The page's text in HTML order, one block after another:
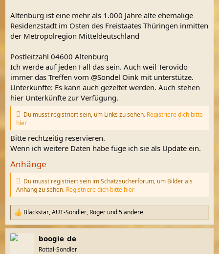
Altenburg ist eine mehr als 1.000 Jahre alte ehemalige
Residenzstadt im Osten des Freistaates Thüringen inmitten
der Metropolregion Mitteldeutschland
Postleitzahl 04600 Altenburg
Ich werde auf jeden Fall das sein. Auch weil Terovido
immer das Treffen vom @Sondel Oink mit unterstütze.
Unterkünfte: Es kann auch gezeltet werden. Auch stehen
hier Unterkünfte zur Verfügung.
Du musst registriert sein, um Links zu sehen. Registriere dich bitte
hier
Bitte rechtzeitig reservieren.
Wenn ich weitere Daten habe füge ich sie als Update ein.
Anhänge
Du musst registriert sein im Schatzsucherforum, um Bilder als
Anhang zu sehen. Registriere dich bitte hier
R
e
a
k
Blackstar,AUT-Sondler, Roger und 5 andere
boogie_de
Rottal-Sondler